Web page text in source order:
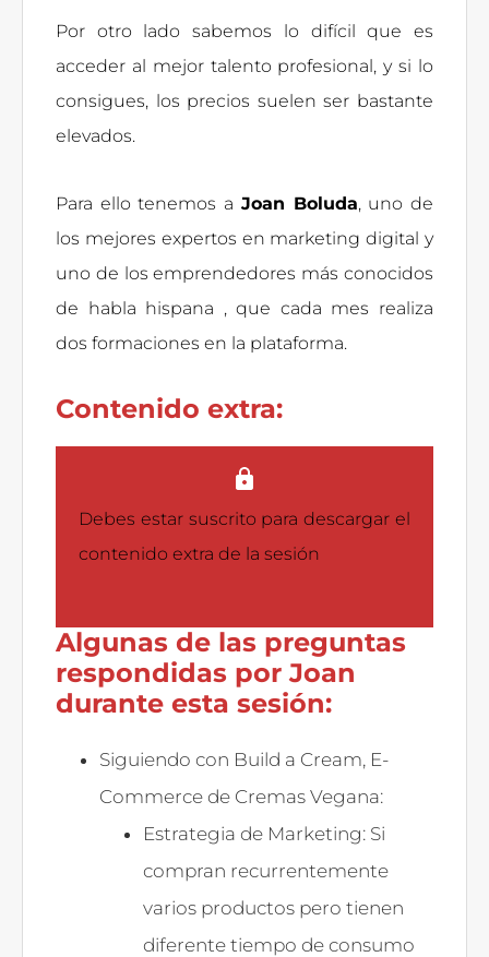
Por otro lado sabemos lo difícil que es
acceder al mejor talento profesional, y si lo
consigues, los precios suelen ser bastante
elevados.
Para ello tenemos a Joan Boluda, uno de
los mejores expertos en marketing digital y
uno de los emprendedores más conocidos
de habla hispana , que cada mes realiza
dos formaciones en la plataforma.
Contenido extra:
Debes estar suscrito para descargar el
contenido extra de la sesión
Algunas de las preguntas
respondidas por Joan
durante esta sesión:
Siguiendo con Build a Cream, E-
Commerce de Cremas Vegana:
Estrategia de Marketing: Si
compran recurrentemente
varios productos pero tienen
diferente tiempo de consumo